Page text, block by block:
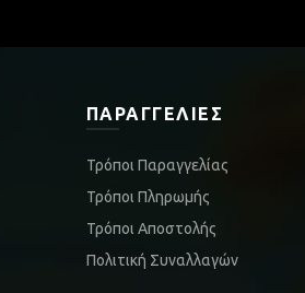
ΠΑΡΑΓΓΕΛΊΕΣ
Τρόποι Παραγγελίας
Τρόποι Πληρωμής
Τρόποι Αποστολής
Πολιτική Συναλλαγών